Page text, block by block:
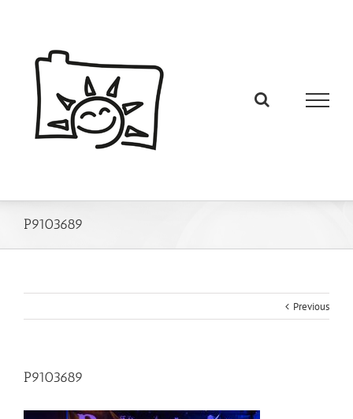
P9103689
Previous
P9103689